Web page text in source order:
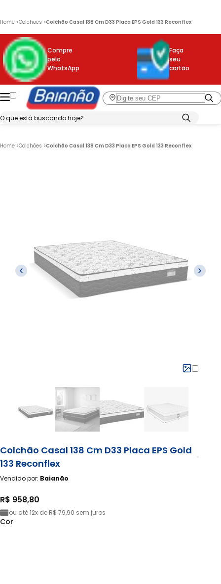
Home >Colchões >Colchão Casal 138 Cm D33 Placa EPS Gold 133 Reconflex
Compre
pelo
WhatsApp
Faça
seu
cartão
Home >Colchões >Colchão Casal 138 Cm D33 Placa EPS Gold 133 Reconflex
Colchão Casal 138 Cm D33 Placa EPS Gold
133 Reconflex
Vendido por: Baianão
R$ 958,80
ou até12x de R$ 79,90 sem juros
Cor